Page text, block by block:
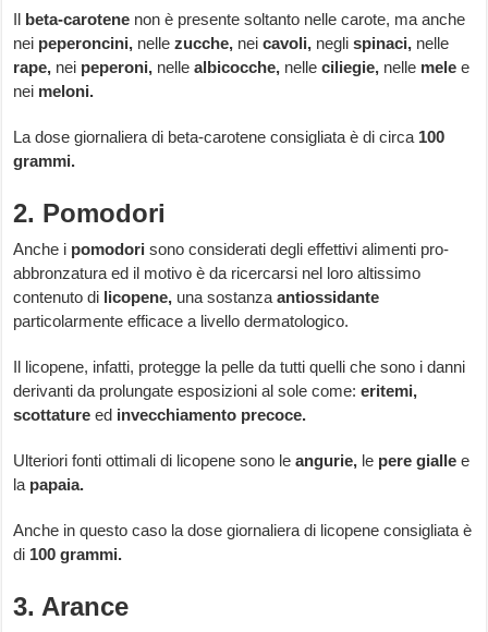
Il beta-carotene non è presente soltanto nelle carote, ma anche
nei peperoncini, nelle zucche, neicavoli, neglispinaci, nelle
rape, nei peperoni, nellealbicocche, nelle ciliegie, nelle mele e
nei meloni.
La dose giornaliera di beta-carotene consigliata è di circa 100
grammi.
2. Pomodori
Anche i pomodori sono considerati degli effettivi alimenti pro-
abbronzatura ed il motivo è da ricercarsi nel loro altissimo
contenuto di licopene, una sostanzaantiossidante
particolarmente efficace a livello dermatologico.
Il licopene, infatti, protegge la pelle da tutti quelli che sono i danni
derivanti da prolungate esposizioni al sole come:eritemi,
scottature ed invecchiamento precoce.
Ulteriori fonti ottimali di licopene sono leangurie, le pere gialle e
la papaia.
Anche in questo caso la dose giornaliera di licopene consigliata è
di 100 grammi.
3. Arance